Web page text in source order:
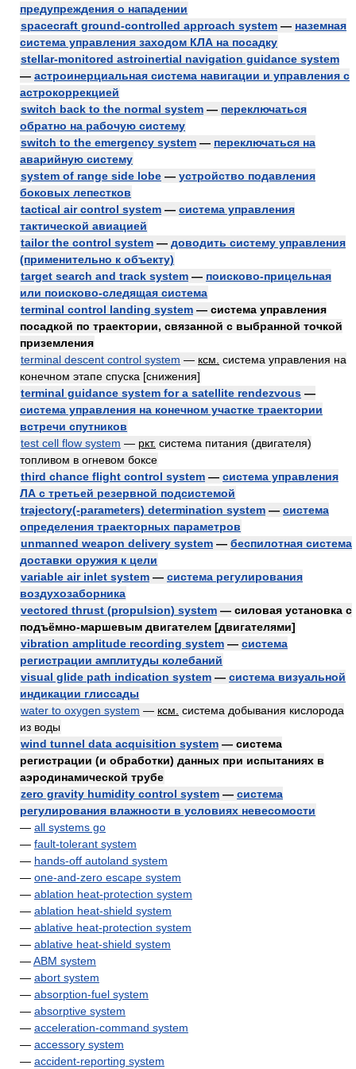
предупреждения о нападении
spacecraft ground-controlled approach system — наземная
система управления заходом КЛА на посадку
stellar-monitored astroinertial navigation guidance system
— астроинерциальная система навигации и управления с
астрокоррекцией
switch back to the normal system — переключаться
обратно на рабочую систему
switch to the emergency system — переключаться на
аварийную систему
system of range side lobe — устройство подавления
боковых лепестков
tactical air control system — система управления
тактической авиацией
tailor the control system — доводить систему управления
(применительно к объекту)
target search and track system — поисково-прицельная
или поисково-следящая система
terminal control landing system — система управления
посадкой по траектории, связанной с выбранной точкой
приземления
terminal descent control system — ксм. система управления на
конечном этапе спуска [снижения]
terminal guidance system for a satellite rendezvous —
система управления на конечном участке траектории
встречи спутников
test cell flow system — ркт. система питания (двигателя)
топливом в огневом боксе
third chance flight control system — система управления
ЛА с третьей резервной подсистемой
trajectory(-parameters) determination system — система
определения траекторных параметров
unmanned weapon delivery system — беспилотная система
доставки оружия к цели
variable air inlet system — система регулирования
воздухозаборника
vectored thrust (propulsion) system — силовая установка с
подъёмно-маршевым двигателем [двигателями]
vibration amplitude recording system — система
регистрации амплитуды колебаний
visual glide path indication system — система визуальной
индикации глиссады
water to oxygen system — ксм. система добывания кислорода
из воды
wind tunnel data acquisition system — система
регистрации (и обработки) данных при испытаниях в
аэродинамической трубе
zero gravity humidity control system — система
регулирования влажности в условиях невесомости
— all systems go
— fault-tolerant system
— hands-off autoland system
— one-and-zero escape system
— ablation heat-protection system
— ablation heat-shield system
— ablative heat-protection system
— ablative heat-shield system
—ABM system
— abort system
— absorption-fuel system
— absorptive system
— acceleration-command system
— accessory system
— accident-reporting system